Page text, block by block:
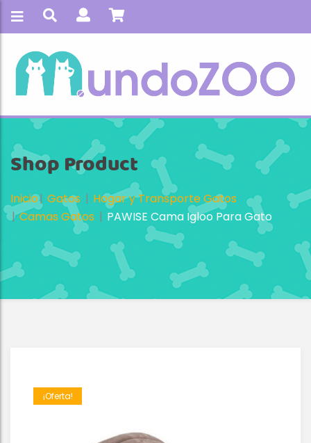
Shop Product
Inicio Gatos
Hogar y Transporte Gatos
Camas Gatos
PAWISE Cama Igloo Para Gato
¡Oferta!